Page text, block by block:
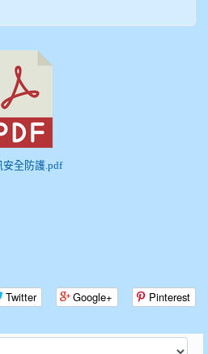
安全防護.pdf
Twitter Google+ Pinterest